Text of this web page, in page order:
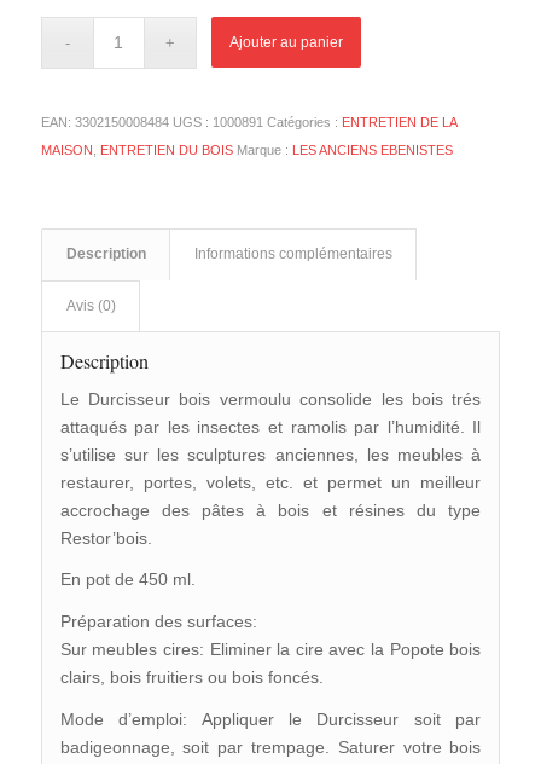
Ajouter au panier
EAN: 3302150008484 UGS : 1000891 Catégories : ENTRETIEN DE LA
MAISON
ENTRETIEN DU BOIS Marque : LES ANCIENS EBENISTES
Description Informations complémentaires
Avis (0)
Description
Le Durcisseur bois vermoulu consolide les bois trés
attaqués par les insectes et ramolis par l’humidité. Il
s’utilise sur les sculptures anciennes, les meubles à
restaurer, portes, volets, etc. et permet un meilleur
accrochage des pâtes à bois et résines du type
Restor’bois.
En pot de 450 ml.
Préparation des surfaces:
Sur meubles cires: Eliminer la cire avec la Popote bois
clairs, bois fruitiers ou bois foncés.
Mode d’emploi: Appliquer le Durcisseur soit par
badigeonnage, soit par trempage. Saturer votre bois